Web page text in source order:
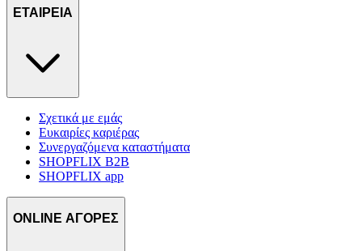
τοποθεσίας μας στους συνεργάτες μέσων κοινωνικής
ΕΤΑΙΡΕΙΑ
Σχετικά με εμάς
Ευκαιρίες καριέρας
Συνεργαζόμενα καταστήματα
SHOPFLIX B2B
SHOPFLIX app
ONLINE ΑΓΟΡΕΣ